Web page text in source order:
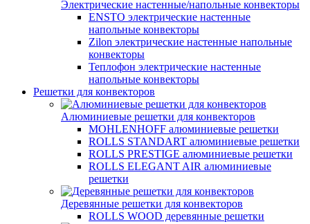
Электрические настенные/напольные конвекторы
ENSTO электрические настенные
напольные конвекторы
Zilon электрические настенные напольные
конвекторы
Теплофон электрические настенные
напольные конвекторы
Решетки для конвекторов
Алюминиевые решетки для конвекторов
MOHLENHOFF алюминиевые решетки
ROLLS STANDART алюминиевые решетки
ROLLS PRESTIGE алюминиевые решетки
ROLLS ELEGANT AIR алюминиевые
решетки
Деревянные решетки для конвекторов
ROLLS WOOD деревянные решетки